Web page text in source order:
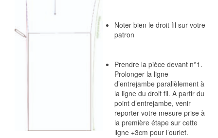
Noter bien le droit fil sur votre
patron
Prendre la pièce devant n°1.
Prolonger la ligne
d’entrejambe parallèlement à
la ligne du droit fil. A partir du
point d’entrejambe, venir
reporter votre mesure prise à
la première étape sur cette
ligne +3cm pour l’ourlet.